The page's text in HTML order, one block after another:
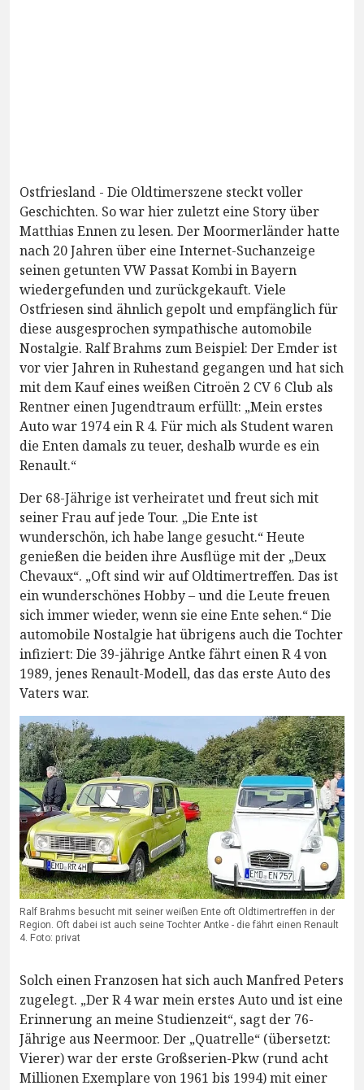
Ostfriesland - Die Oldtimerszene steckt voller
Geschichten. So war hier zuletzt eine Story über
Matthias Ennen zu lesen. Der Moormerländer hatte
nach 20 Jahren über eine Internet-Suchanzeige
seinen getunten VW Passat Kombi in Bayern
wiedergefunden und zurückgekauft. Viele
Ostfriesen sind ähnlich gepolt und empfänglich für
diese ausgesprochen sympathische automobile
Nostalgie. Ralf Brahms zum Beispiel: Der Emder ist
vor vier Jahren in Ruhestand gegangen und hat sich
mit dem Kauf eines weißen Citroën 2 CV 6 Club als
Rentner einen Jugendtraum erfüllt: „Mein erstes
Auto war 1974 ein R 4. Für mich als Student waren
die Enten damals zu teuer, deshalb wurde es ein
Renault.“
Der 68-Jährige ist verheiratet und freut sich mit
seiner Frau auf jede Tour. „Die Ente ist
wunderschön, ich habe lange gesucht.“ Heute
genießen die beiden ihre Ausflüge mit der „Deux
Chevaux“. „Oft sind wir auf Oldtimertreffen. Das ist
ein wunderschönes Hobby – und die Leute freuen
sich immer wieder, wenn sie eine Ente sehen.“ Die
automobile Nostalgie hat übrigens auch die Tochter
infiziert: Die 39-jährige Antke fährt einen R 4 von
1989, jenes Renault-Modell, das das erste Auto des
Vaters war.
Ralf Brahms besucht mit seiner weißen Ente oft Oldtimertreffen in der
Region. Oft dabei ist auch seine Tochter Antke - die fährt einen Renault
4. Foto: privat
Solch einen Franzosen hat sich auch Manfred Peters
zugelegt. „Der R 4 war mein erstes Auto und ist eine
Erinnerung an meine Studienzeit“, sagt der 76-
Jährige aus Neermoor. Der „Quatrelle“ (übersetzt:
Vierer) war der erste Großserien-Pkw (rund acht
Millionen Exemplare von 1961 bis 1994) mit einer